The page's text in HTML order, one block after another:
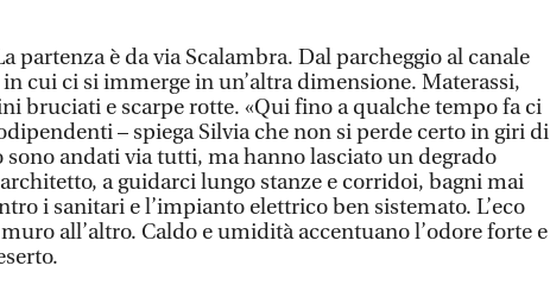
partenza è da via Scalambra. Dal parcheggio al canale
cui ci si immerge in un’altra dimensione. Materassi,
bruciati e scarpe rotte. «Qui fino a qualche tempo fa ci
– spiega Silvia che non si perde certo in giri di
sono andati via tutti, ma hanno lasciato un degrado
a guidarci lungo stanze e corridoi, bagni mai
i sanitari e l’impianto elettrico ben sistemato. L’eco
all’altro. Caldo e umidità accentuano l’odore forte e